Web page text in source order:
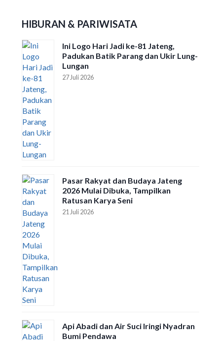
HIBURAN & PARIWISATA
Ini Logo Hari Jadi ke-81 Jateng,
Padukan Batik Parang dan Ukir Lung-
Lungan
27 Juli 2026
Pasar Rakyat dan Budaya Jateng
2026 Mulai Dibuka, Tampilkan
Ratusan Karya Seni
21 Juli 2026
Api Abadi dan Air Suci Iringi Nyadran
Bumi Pendawa